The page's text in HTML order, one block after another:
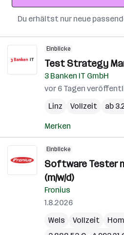
Du erhältst nur neue
Einblicke
Test Strategy
3 Banken IT GmbH
vor 6 Tagen
Linz
Vollzeit ab
Merken
Einblicke
Software Tester
(m/w/d)
Fronius
1.8.2026
Wels
Vollzeit